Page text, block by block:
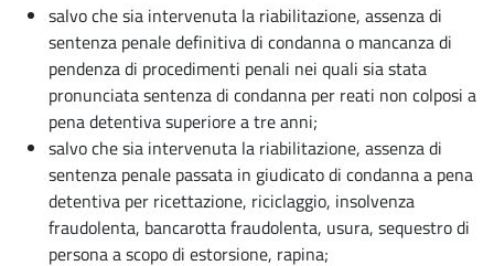
salvo che sia intervenuta la riabilitazione, assenza di
sentenza penale definitiva di condanna o mancanza di
pendenza di procedimenti penali nei quali sia stata
pronunciata sentenza di condanna per reati non colposi a
pena detentiva superiore a tre anni;
salvo che sia intervenuta la riabilitazione, assenza di
sentenza penale passata in giudicato di condanna a pena
detentiva per ricettazione, riciclaggio, insolvenza
fraudolenta, bancarotta fraudolenta, usura, sequestro di
persona a scopo di estorsione, rapina;